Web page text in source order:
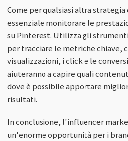
Come per qualsiasi altra
essenziale monitorare le
su Pinterest. Utilizza gli
per tracciare le metriche chiave,
visualizzazioni, i click e le
aiuteranno a capire quali
dove è possibile apportare
risultati.
In conclusione, l'influencer
un'enorme opportunità per i